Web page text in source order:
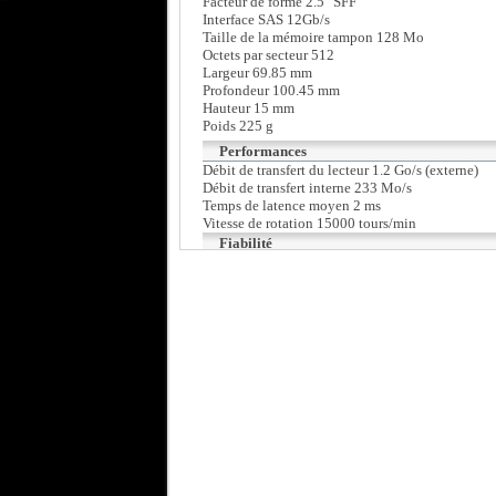
Interface SAS 12Gb/s
Taille de la mémoire tampon 128 Mo
Octets par secteur 512
Largeur 69.85 mm
Profondeur 100.45 mm
Hauteur 15 mm
Poids 225 g
Performances
Débit de transfert du lecteur 1.2 Go/s (externe)
Débit de transfert interne 233 Mo/s
Temps de latence moyen 2 ms
Vitesse de rotation 15000 tours/min
Fiabilité